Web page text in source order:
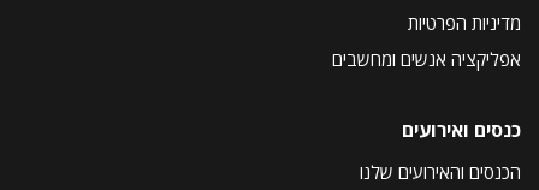
מדיניות הפרטיות
אפליקציה אנשים ומחשבים
כנסים ואירועים
הכנסים והאירועים שלנו